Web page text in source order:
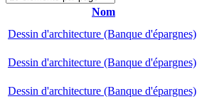
Nom
Dessin d'architecture (Banque d'épargnes)
Dessin d'architecture (Banque d'épargnes)
Dessin d'architecture (Banque d'épargnes)